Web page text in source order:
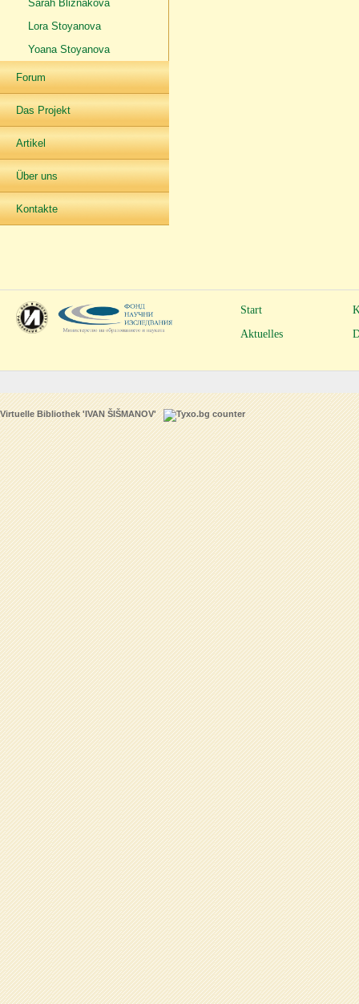
Sarah Bliznakova
Lora Stoyanova
Yoana Stoyanova
Forum
Das Projekt
Artikel
Über uns
Kontakte
Start
Aktuelles
Virtuelle Bibliothek 'IVAN ŠIŠMANOV'